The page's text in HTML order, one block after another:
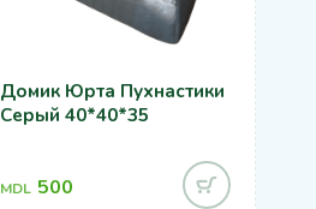
Домик Юрта Пухнастики
Серый 40*40*35
MDL 500